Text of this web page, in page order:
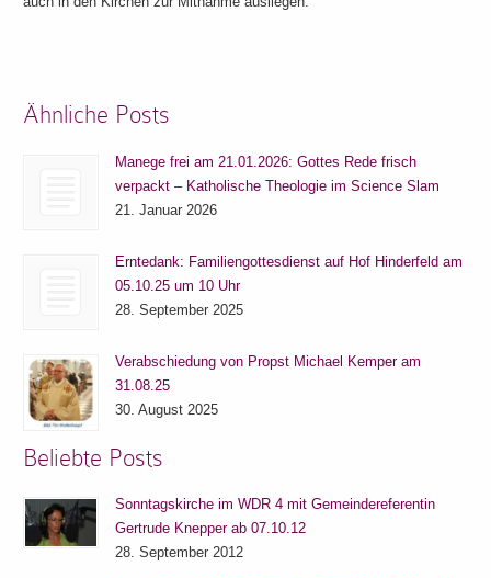
Ähnliche Posts
Manege frei am 21.01.2026: Gottes Rede frisch
verpackt – Katholische Theologie im Science Slam
21. Januar 2026
Erntedank: Familiengottesdienst auf Hof Hinderfeld am
05.10.25 um 10 Uhr
28. September 2025
Verabschiedung von Propst Michael Kemper am
31.08.25
30. August 2025
Beliebte Posts
Sonntagskirche im WDR 4 mit Gemeindereferentin
Gertrude Knepper ab 07.10.12
28. September 2012